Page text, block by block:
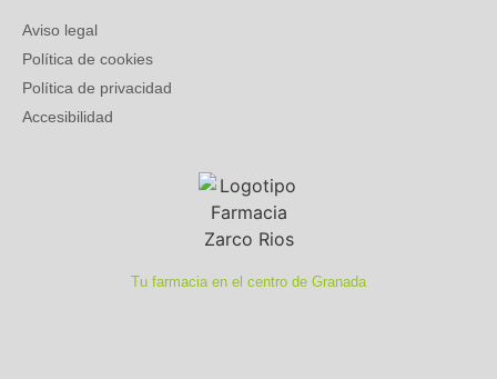
Aviso legal
Política de cookies
Política de privacidad
Accesibilidad
Tu farmacia en el centro de Granada